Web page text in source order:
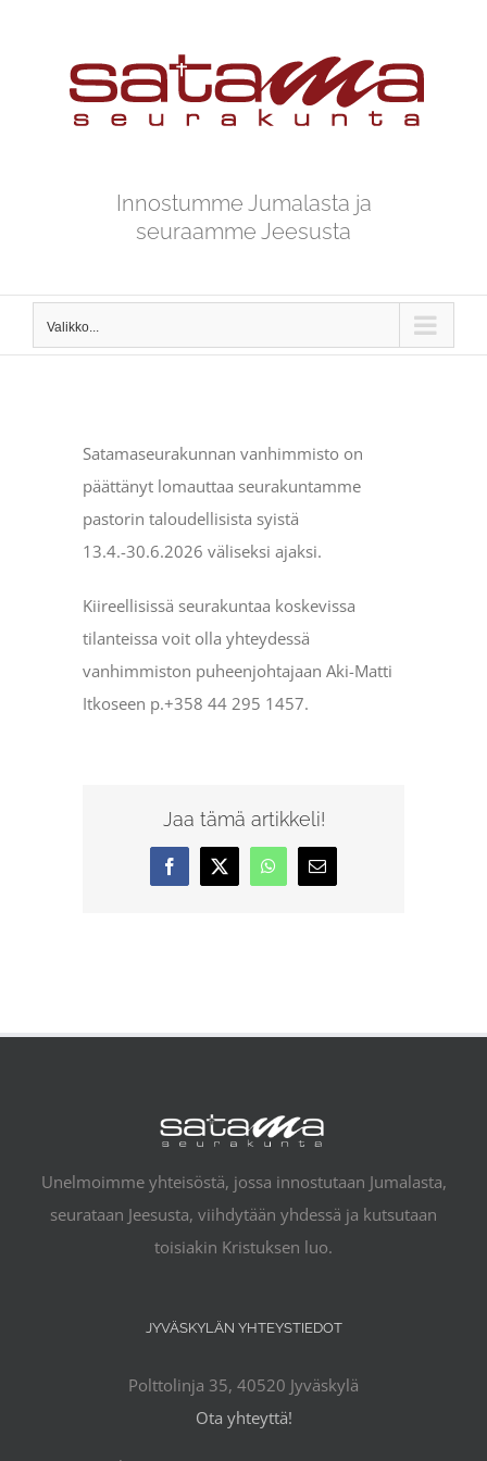
Innostumme Jumalasta ja
seuraamme Jeesusta
Valikko...
Satamaseurakunnan vanhimmisto on
päättänyt lomauttaa seurakuntamme
pastorin taloudellisista syistä
13.4.-30.6.2026 väliseksi ajaksi.
Kiireellisissä seurakuntaa koskevissa
tilanteissa voit olla yhteydessä
vanhimmiston puheenjohtajaan Aki-Matti
Itkoseen p.‭+358 44 295 1457‬.
Jaa tämä artikkeli!
Facebook
X WhatsAppSähköposti
Unelmoimme yhteisöstä, jossa innostutaan Jumalasta,
seurataan Jeesusta, viihdytään yhdessä ja kutsutaan
toisiakin Kristuksen luo.
JYVÄSKYLÄN YHTEYSTIEDOT
Polttolinja 35, 40520 Jyväskylä
Ota yhteyttä!